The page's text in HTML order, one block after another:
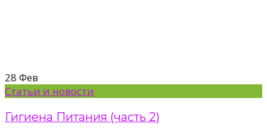
28 Фев
Статьи и новости
Гигиена Питания (часть 2)